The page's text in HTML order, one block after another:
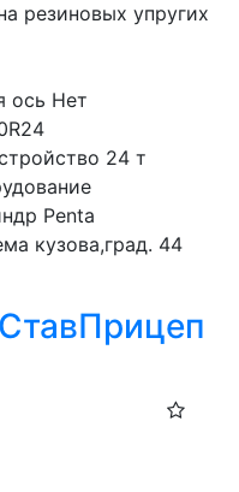
резиновых упругих
ось Нет
24 т
Penta
кузова,град. 44